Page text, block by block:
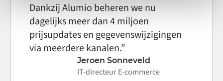
Dankzij Alumio beheren we nu
dagelijks meer dan 4 miljoen
prijsupdates en gegevenswijzigingen
via meerdere kanalen.”
Jeroen Sonneveld
IT-directeur E-commerce